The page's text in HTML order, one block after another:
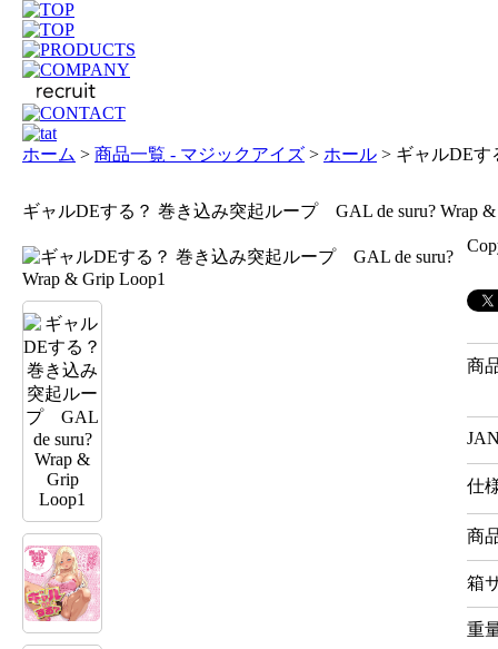
ホーム > 商品一覧 - マジックアイズ > ホール > ギャルDEす
ギャルDEする？ 巻き込み突起ループ GAL de suru? Wrap &
商
仕
商
箱
重